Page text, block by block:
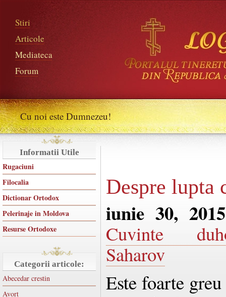
Stiri
Articole
Mediateca
Forum
Cu noi este Dumnezeu!
Informatii Utile
Rugaciuni
Filocalia
Dictionar Ortodox
Pelerinaje in Moldova
Resurse Ortodoxe
Categorii articole:
Abecedar crestin
Avort
Despre lupta
iunie 30, 2015
Cuvinte
Saharov
Este foarte